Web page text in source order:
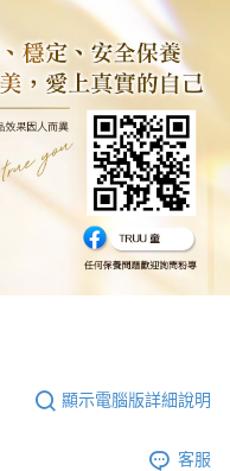
顯示電腦版詳細說明
客服